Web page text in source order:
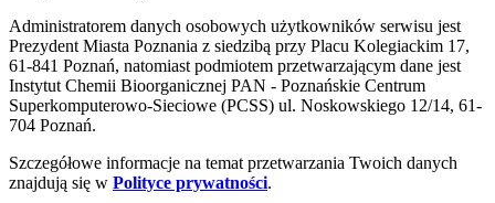
Administratorem danych osobowych użytkowników serwisu jest
Prezydent Miasta Poznania z siedzibą przy Placu Kolegiackim 17,
61-841 Poznań, natomiast podmiotem przetwarzającym dane jest
Instytut Chemii Bioorganicznej PAN - Poznańskie Centrum
Superkomputerowo-Sieciowe (PCSS) ul. Noskowskiego 12/14, 61-
704 Poznań.
Szczegółowe informacje na temat przetwarzania Twoich danych
znajdują się w Polityce prywatności.